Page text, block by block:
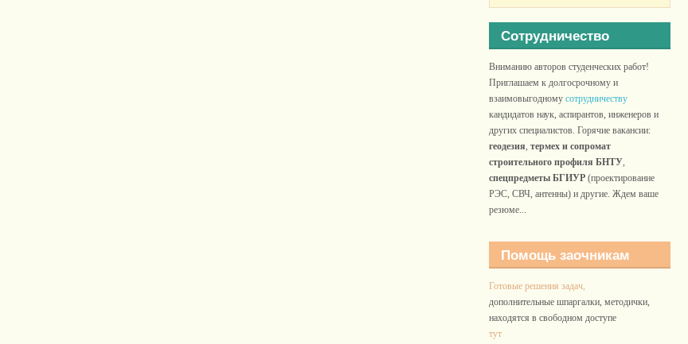
Сотрудничество
Вниманию авторов студенческих работ!
Приглашаем к долгосрочному и
взаимовыгодномусотрудничеству
кандидатов наук, аспирантов, инженеров и
других специалистов. Горячие вакансии:
геодезия, термех и сопромат
строительного профиля БНТУ,
спецпредметы БГИУР (проектирование
РЭС, СВЧ, антенны) и другие. Ждем ваше
резюме...
Помощь заочникам
Готовые решения задач,
дополнительные шпаргалки, методички,
находятся в свободном доступе
тут